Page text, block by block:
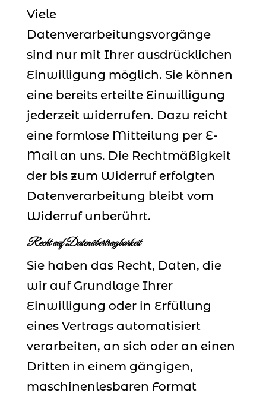
Viele
Datenverarbeitungsvorgänge
sind nur mit Ihrer ausdrücklichen
Einwilligung möglich. Sie können
eine bereits erteilte Einwilligung
jederzeit widerrufen. Dazu reicht
eine formlose Mitteilung per E-
Mail an uns. Die Rechtmäßigkeit
der bis zum Widerruf erfolgten
Datenverarbeitung bleibt vom
Widerruf unberührt.
Recht auf Datenübertragbarkeit
Sie haben das Recht, Daten, die
wir auf Grundlage Ihrer
Einwilligung oder in Erfüllung
eines Vertrags automatisiert
verarbeiten, an sich oder an einen
Dritten in einem gängigen,
maschinenlesbaren Format